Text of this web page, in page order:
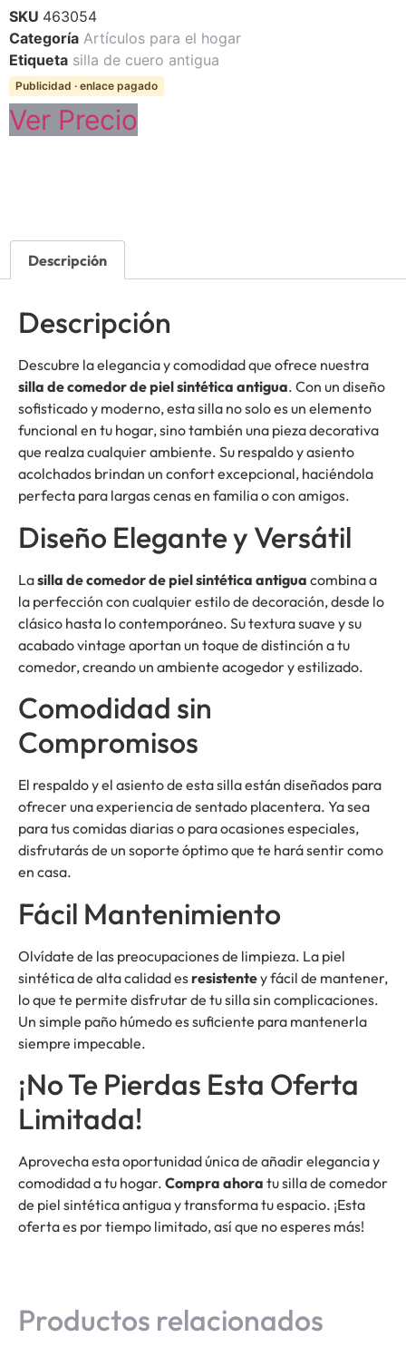
SKU 463054
Categoría Artículos para el hogar
Etiqueta silla de cuero antigua
Publicidad · enlace pagado
Ver Precio
Descripción
Descripción
Descubre la elegancia y comodidad que ofrece nuestra
silla de comedor de piel sintética antigua. Con un diseño
sofisticado y moderno, esta silla no solo es un elemento
funcional en tu hogar, sino también una pieza decorativa
que realza cualquier ambiente. Su respaldo y asiento
acolchados brindan un confort excepcional, haciéndola
perfecta para largas cenas en familia o con amigos.
Diseño Elegante y Versátil
Lasilla de comedor de piel sintética antigua combina a
la perfección con cualquier estilo de decoración, desde lo
clásico hasta lo contemporáneo. Su textura suave y su
acabado vintage aportan un toque de distinción a tu
comedor, creando un ambiente acogedor y estilizado.
Comodidad sin
Compromisos
El respaldo y el asiento de esta silla están diseñados para
ofrecer una experiencia de sentado placentera. Ya sea
para tus comidas diarias o para ocasiones especiales,
disfrutarás de un soporte óptimo que te hará sentir como
en casa.
Fácil Mantenimiento
Olvídate de las preocupaciones de limpieza. La piel
sintética de alta calidad esresistentey fácil de mantener,
lo que te permite disfrutar de tu silla sin complicaciones.
Un simple paño húmedo es suficiente para mantenerla
siempre impecable.
¡No Te Pierdas Esta Oferta
Limitada!
Aprovecha esta oportunidad única de añadir elegancia y
comodidad a tu hogar. Compra ahora tu silla de comedor
de piel sintética antigua y transforma tu espacio. ¡Esta
oferta es por tiempo limitado, así que no esperes más!
Productos relacionados